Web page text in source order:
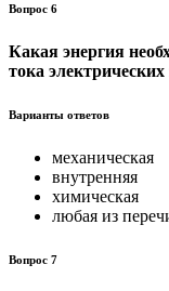
Вопрос 6
Какая энергия
тока электрических
Варианты ответов
механическая
внутренняя
химическая
любая из
Вопрос 7